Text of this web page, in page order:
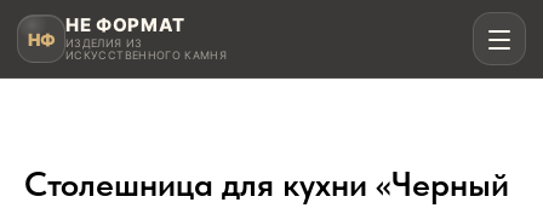
НФ
НЕ ФОРМАТ
ИЗДЕЛИЯ ИЗ
ИСКУССТВЕННОГО КАМНЯ
Столешница для кухни «Черный